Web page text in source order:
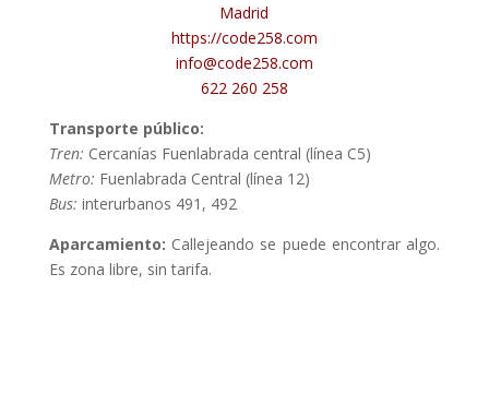
Madrid
https://code258.com
info@code258.com
622 260 258
Transporte público:
Tren: Cercanías Fuenlabrada central (línea C5)
Metro: Fuenlabrada Central (línea 12)
Bus: interurbanos 491, 492
Aparcamiento: Callejeando se puede encontrar algo.
Es zona libre, sin tarifa.